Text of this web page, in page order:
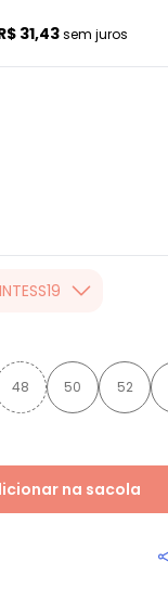
31,43sem juros
usando o
Quintess,
48 50 52
na sacola